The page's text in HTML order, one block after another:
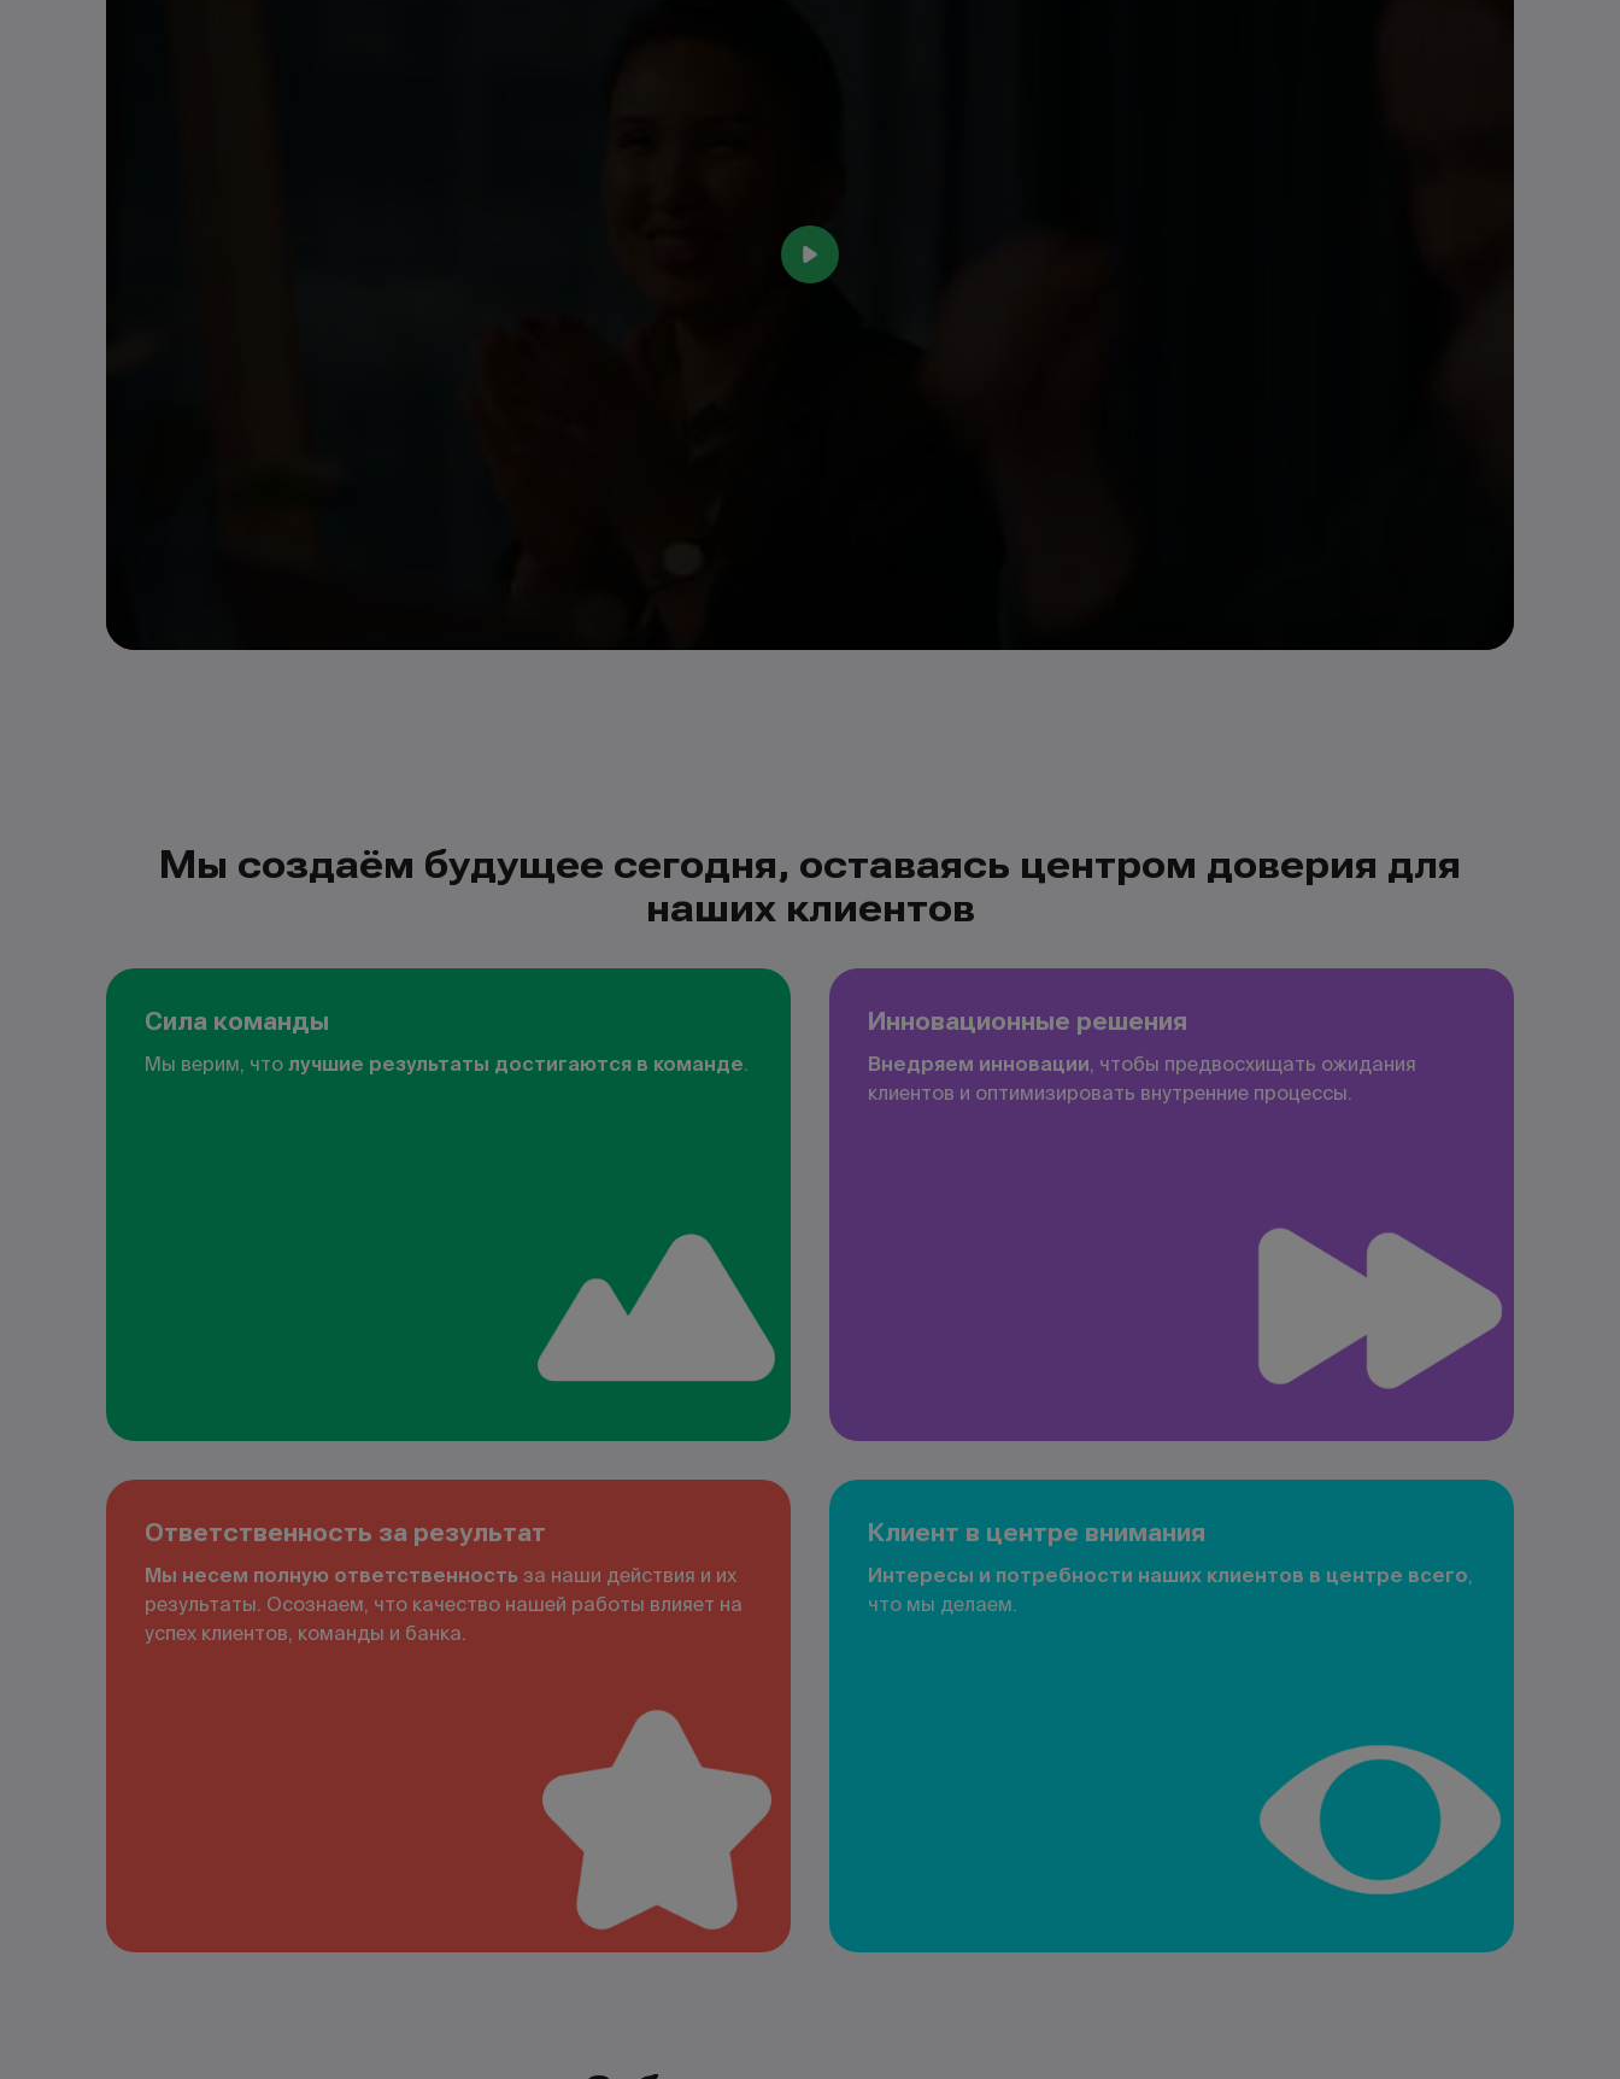
Мы создаём будущее сегодня, оставаясь центром доверия для
наших клиентов
Сила команды
Мы верим, чтолучшие результаты достигаются в команде.
Инновационные решения
Внедряем инновации, чтобы предвосхищать ожидания
клиентов и оптимизировать внутренние процессы.
Ответственность за результат
Мы несем полную ответственность за наши действия и их
результаты. Осознаем, что качество нашей работы влияет на
успех клиентов, команды и банка.
Клиент в центре внимания
Интересы и потребности наших клиентов в центре всего,
что мы делаем.